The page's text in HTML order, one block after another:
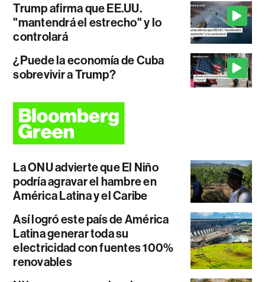
Trump afirma que EE.UU.
"mantendrá el estrecho" y lo
controlará
¿Puede la economía de Cuba
sobrevivir a Trump?
La ONU advierte que El Niño
podría agravar el hambre en
América Latina y el Caribe
Así logró este país de América
Latina generar toda su
electricidad con fuentes 100%
renovables